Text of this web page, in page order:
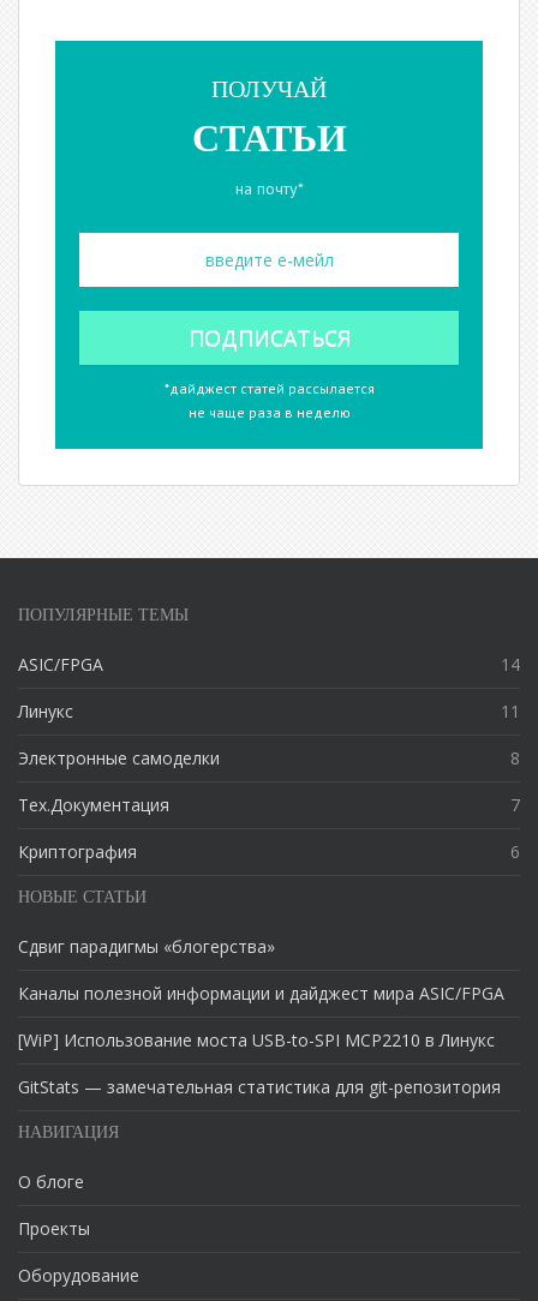
ПОЛУЧАЙ
СТАТЬИ
на почту*
*дайджест статей рассылается
не чаще раза в неделю
ПОПУЛЯРНЫЕ ТЕМЫ
ASIC/FPGA 14
Линукс 11
Электронные самоделки 8
Тех.Документация 7
Криптография 6
НОВЫЕ СТАТЬИ
Сдвиг парадигмы «блогерства»
Каналы полезной информации и дайджест мира ASIC/FPGA
[WiP] Использование моста USB-to-SPI MCP2210 в Линукс
GitStats — замечательная статистика для git-репозитория
НАВИГАЦИЯ
О блоге
Проекты
Оборудование